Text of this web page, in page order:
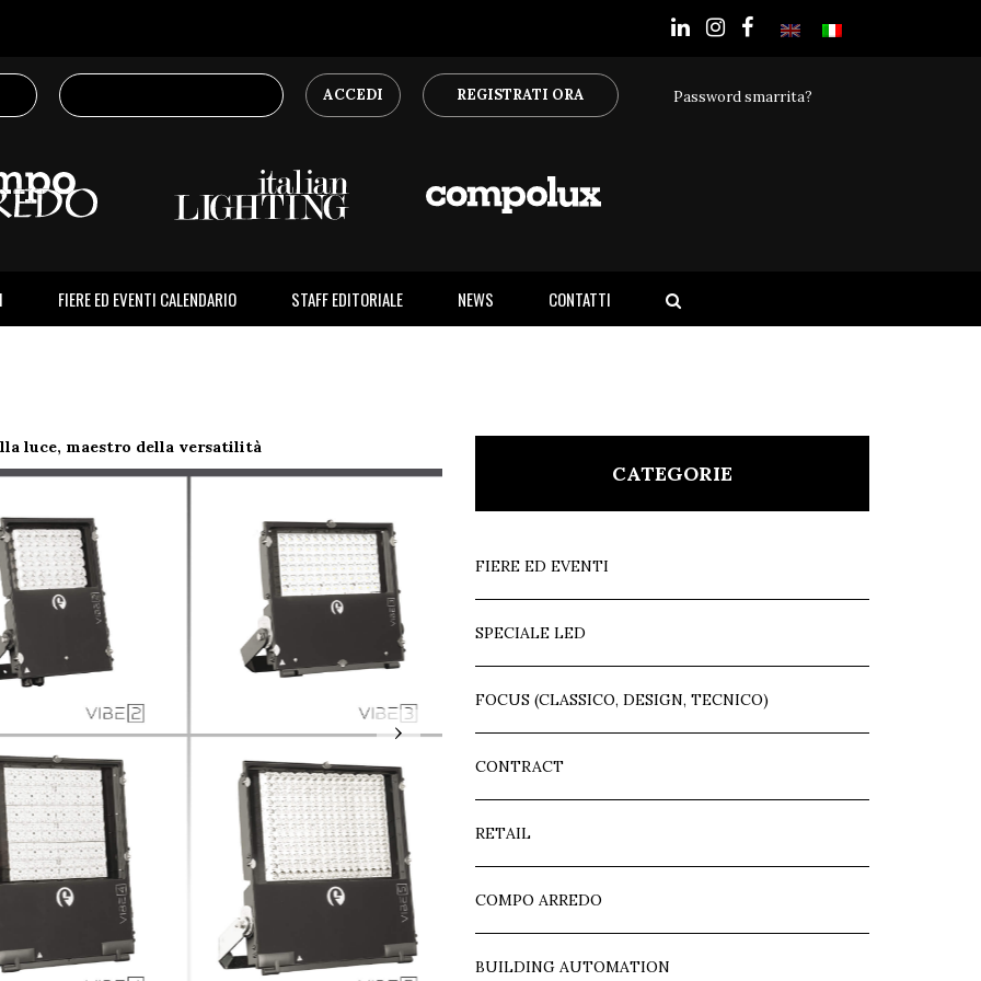
ACCEDI REGISTRATI ORA Password smarrita?
FIERE ED EVENTI CALENDARIO STAFF EDITORIALE NEWS CONTATTI
luce, maestro della versatilità
›
CATEGORIE
FIERE ED EVENTI
SPECIALE LED
FOCUS (CLASSICO, DESIGN, TECNICO)
CONTRACT
RETAIL
COMPO ARREDO
BUILDING AUTOMATION